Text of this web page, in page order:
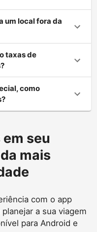
um local fora da
taxas de
como
seu
mais
com o app
a sua viagem
para Android e